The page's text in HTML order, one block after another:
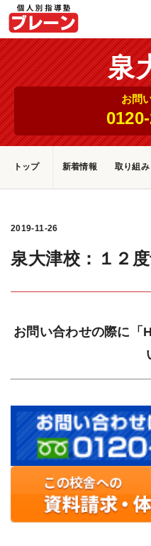
泉
お問
トップ 新着情報 取り組み
2019-11-26
泉大津校：１２
お問い合わせの際に「